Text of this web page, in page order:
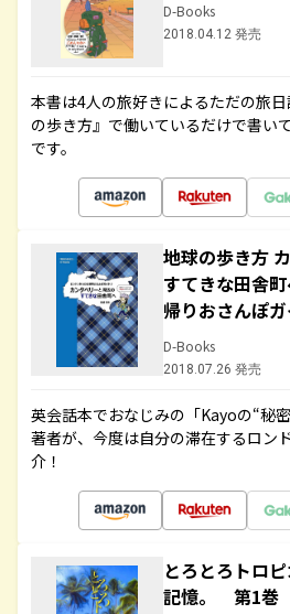
D-Books
2018.04.12 発売
本書は4人の旅好きによるただの旅
の歩き方』で働いているだけで書い
です。
地球の歩き方
すてきな田舎
帰りおさんぽ
D-Books
2018.07.26 発売
英会話本でおなじみの「Kayoの“秘
著者が、今度は自分の滞在するロン
介！
とろとろトロ
記憶。 第1巻